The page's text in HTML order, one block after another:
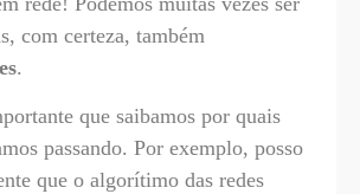
com certeza, também
.
que saibamos por quais
passando. Por exemplo, posso
que o algorítimo das redes